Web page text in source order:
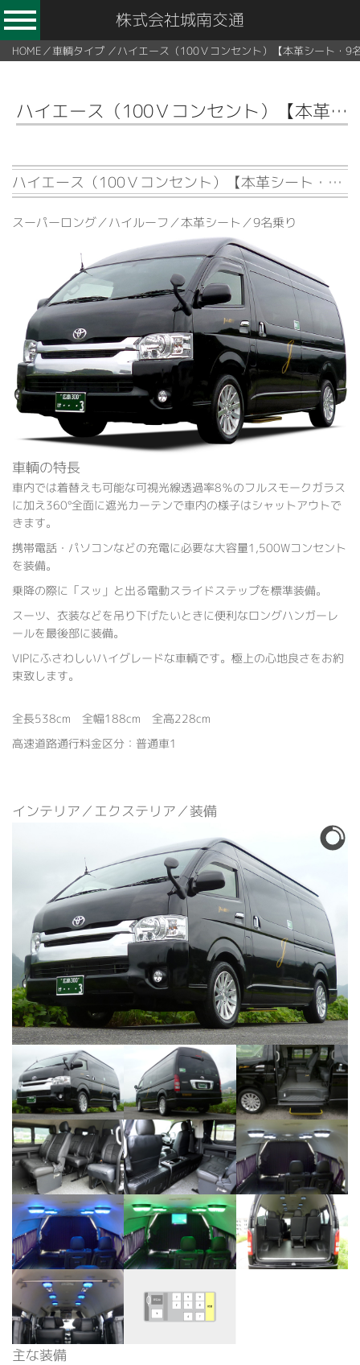
株式会社城南交通
HOME／車輌タイプ ／ハイエース（100Ｖコンセント）【本革シート・9
ハイエース（100Ｖコンセント）【本革シート・9名乗り】
ハイエース（100Ｖコンセント）【本革シート・9名乗り】
スーパーロング／ハイルーフ／本革シート／9名乗り
車輌の特長
車内では着替えも可能な可視光線透過率8％のフルスモークガラス
に加え360°全面に遮光カーテンで車内の様子はシャットアウトで
きます。
携帯電話・パソコンなどの充電に必要な大容量1,500Wコンセント
を装備。
乗降の際に「スッ」と出る電動スライドステップを標準装備。
スーツ、衣装などを吊り下げたいときに便利なロングハンガーレ
ールを最後部に装備。
VIPにふさわしいハイグレードな車輌です。極上の心地良さをお約
束致します。
全長538cm 全幅188cm 全高228cm
高速道路通行料金区分：普通車1
インテリア／エクステリア／装備
主な装備